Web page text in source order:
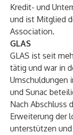
Kredit- und
und ist Mitglied
Association.
GLAS
GLAS ist seit
tätig und war in
Umschuldungen
und Sunac
Nach Abschluss
Erweiterung der
unterstützen